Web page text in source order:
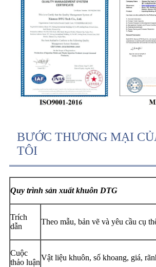
BƯỚC THƯƠNG MẠI
TÔI
Quy trình sản xuất khuôn DTG
Trích
dẫn
Theo mẫu, bản vẽ và yêu cầu cụ
Cuộc
thảo luận
Vật liệu khuôn, số khoang, giá,